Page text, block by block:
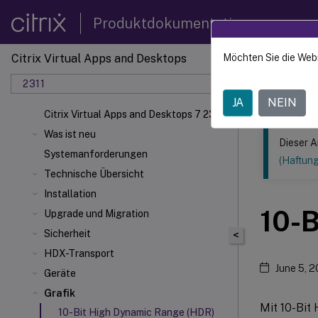
Produktdokumentation
Citrix Virtual Apps and Desktops
2311
Citrix Virtual Apps and Desktops 7 2311
Was ist neu
Systemanforderungen
Technische Übersicht
Installation
Upgrade und Migration
Sicherheit
HDX-Transport
Geräte
Grafik
10-Bit High Dynamic Range (HDR)
Dieser Inhalt
Citrix
<
Dieser
10-
June 5,
Mit 10-Bit
Möchten Sie die
JA NEIN